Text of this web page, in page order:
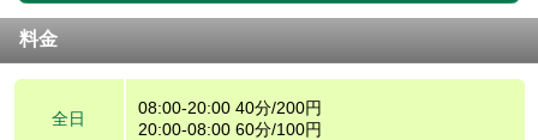
料金
全日
08:00-20:00 40分/200円
20:00-08:00 60分/100円